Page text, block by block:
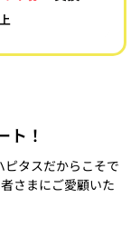
ト！
タスだからこそで
さまにご愛顧いた